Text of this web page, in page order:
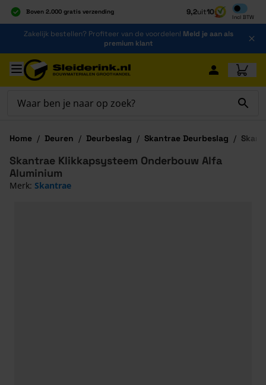
Boven 2.000 gratis verzending
Al 40 jaar dé specialist
Alles onder één dak
9,2uit10
Incl BTW
Inclusief
Ga naar de inhoud
Zakelijk bestellen? Profiteer van de voordelen! Meld je aan als
premium klant
Ga naar hoofdinhoud
Home / Deuren / Deurbeslag / Skantrae Deurbeslag /
Skantrae Klikkapsysteem Onderbouw Alfa
Aluminium
Merk: Skantrae